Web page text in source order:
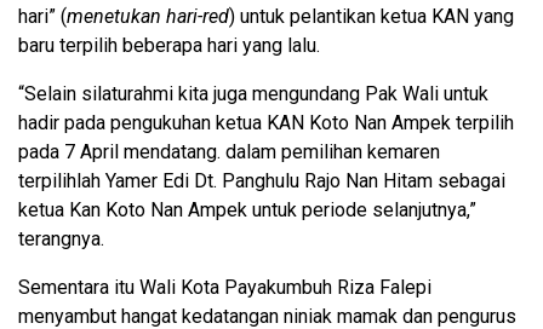
hari” (menetukan hari-red) untuk pelantikan ketua KAN yang
baru terpilih beberapa hari yang lalu.
“Selain silaturahmi kita juga mengundang Pak Wali untuk
hadir pada pengukuhan ketua KAN Koto Nan Ampek terpilih
pada 7 April mendatang. dalam pemilihan kemaren
terpilihlah Yamer Edi Dt. Panghulu Rajo Nan Hitam sebagai
ketua Kan Koto Nan Ampek untuk periode selanjutnya,”
terangnya.
Sementara itu Wali Kota Payakumbuh Riza Falepi
menyambut hangat kedatangan niniak mamak dan pengurus